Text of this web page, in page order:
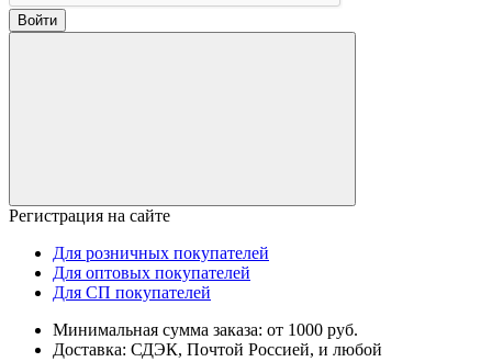
Войти
Регистрация на сайте
Для розничных покупателей
Для оптовых покупателей
Для СП покупателей
Минимальная сумма заказа: от 1000 руб.
Доставка: СДЭК, Почтой Россией, и любой